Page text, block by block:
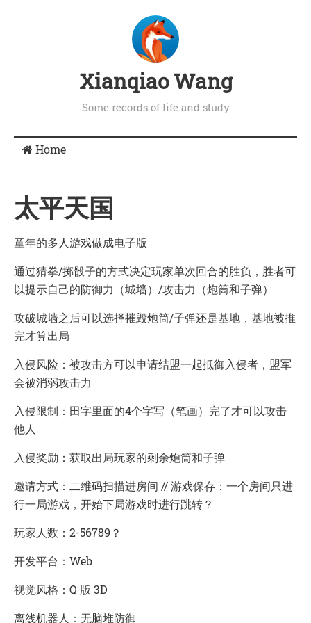
Xianqiao Wang
Some records of life and study
Home
太平天国
童年的多人游戏做成电子版
通过猜拳/掷骰子的方式决定玩家单次回合的胜负，胜者可
以提示自己的防御力（城墙）/攻击力（炮筒和子弹）
攻破城墙之后可以选择摧毁炮筒/子弹还是基地，基地被推
完才算出局
入侵风险：被攻击方可以申请结盟一起抵御入侵者，盟军
会被消弱攻击力
入侵限制：田字里面的4个字写（笔画）完了才可以攻击
他人
入侵奖励：获取出局玩家的剩余炮筒和子弹
邀请方式：二维码扫描进房间 // 游戏保存：一个房间只进
行一局游戏，开始下局游戏时进行跳转？
玩家人数：2-56789？
开发平台：Web
视觉风格：Q 版 3D
离线机器人：无脑堆防御